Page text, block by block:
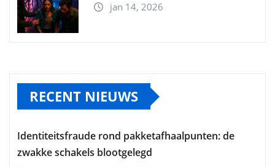
jan 14, 2026
RECENT NIEUWS
Identiteitsfraude rond pakketafhaalpunten: de
zwakke schakels blootgelegd